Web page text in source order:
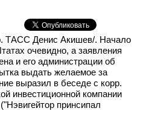
Денис Акишев/. Начало
очевидно, а заявления
и его администрации об
выдать желаемое за
выразил в беседе с корр.
инвестиционной компании
принсипал